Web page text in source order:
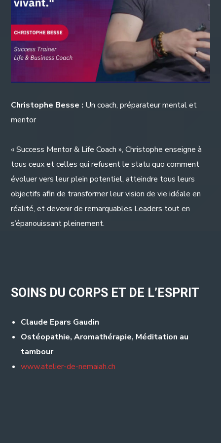
Christophe Besse : Un coach, préparateur mental et
mentor
« Success Mentor & Life Coach », Christophe enseigne à
tous ceux et celles qui refusent le statu quo comment
évoluer vers leur plein potentiel, atteindre tous leurs
objectifs afin de transformer leur vision de vie idéale en
réalité, et devenir de remarquables Leaders tout en
s’épanouissant pleinement.
SOINS DU CORPS ET DE L’ESPRIT
Claude Epars Gaudin
Ostéopathie, Aromathérapie, Méditation au
tambour
www.atelier-de-nemaiah.ch